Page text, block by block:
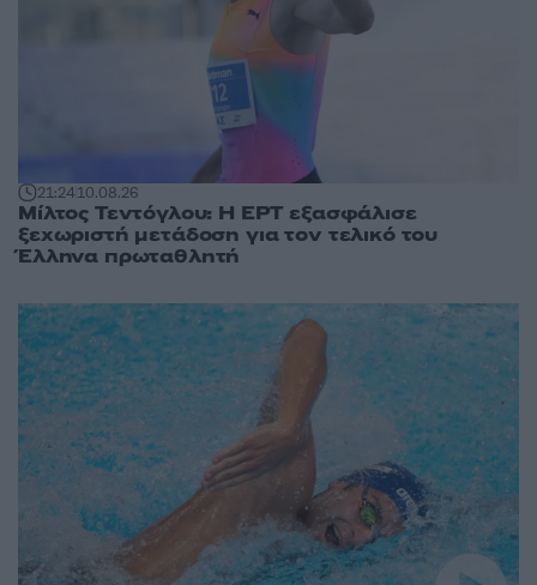
21:2410.08.26
Μίλτος Τεντόγλου: Η ΕΡΤ εξασφάλισε
ξεχωριστή μετάδοση για τον τελικό του
Έλληνα πρωταθλητή